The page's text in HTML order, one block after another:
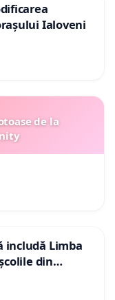
Ialoveni
de la
includă Limba
din